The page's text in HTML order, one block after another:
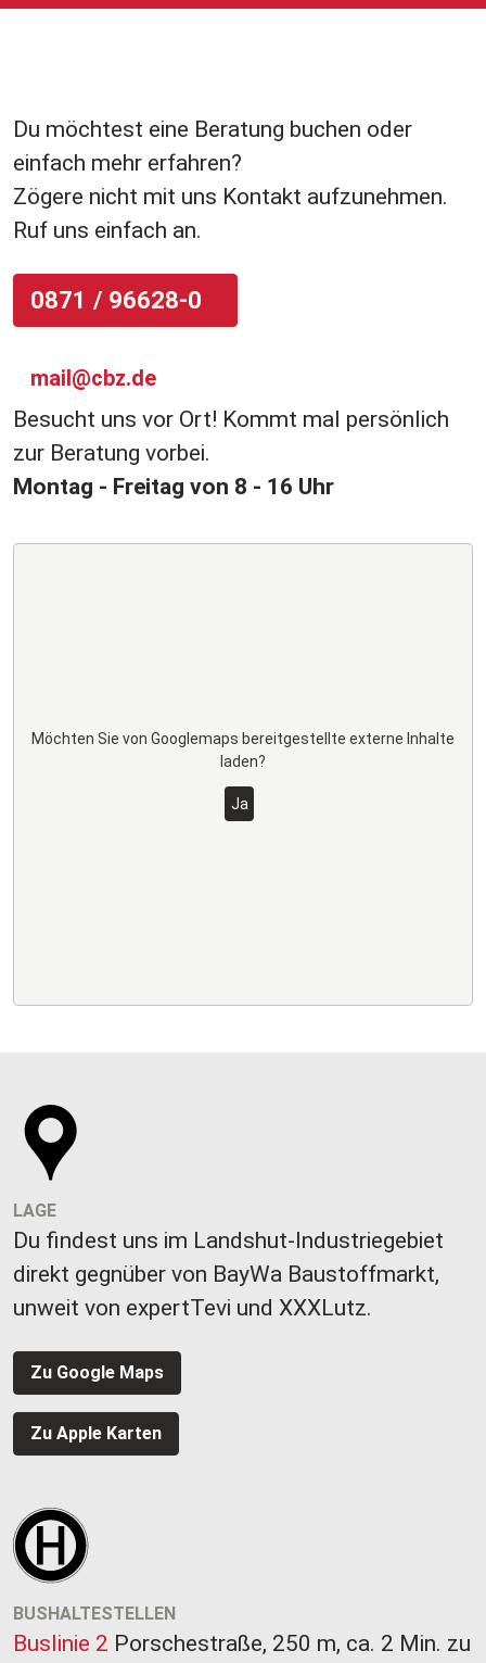
Du möchtest eine Beratung buchen oder
einfach mehr erfahren?
​​​​​​​Zögere nicht mit uns Kontakt aufzunehmen.
​​​​​​​Ruf uns einfach an.
0871 / 96628-0
mail@cbz.de
Besucht uns vor Ort! Kommt mal persönlich
zur Beratung vorbei.
Montag - Freitag von 8 - 16 Uhr
Möchten Sie von Googlemaps bereitgestellte externe Inhalte
laden?
Ja
LAGE
Du findest uns im Landshut-Industriegebiet
direkt gegnüber von BayWa Baustoffmarkt,
unweit von expertTevi und XXXLutz.
Zu Google Maps
Zu Apple Karten
BUSHALTESTELLEN
Buslinie 2 Porschestraße, 250 m, ca. 2 Min. zu